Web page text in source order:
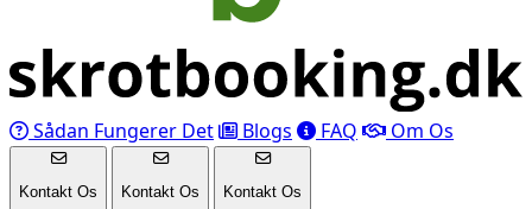
Sådan Fungerer Det Blogs FAQ Om Os
Kontakt Os Kontakt Os Kontakt Os